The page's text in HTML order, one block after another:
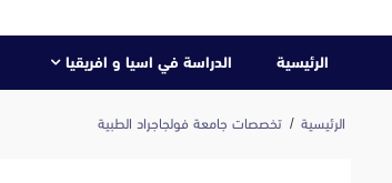
الرئيسية الدراسة في اسيا و افريقيا
الرئيسية تخصصات جامعة فولجاجراد الطبية